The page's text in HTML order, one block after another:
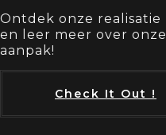
Ontdek onze realisatie
en leer meer over onze
aanpak!
Check It Out !